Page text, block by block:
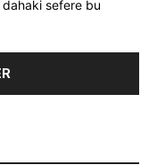
sefere bu